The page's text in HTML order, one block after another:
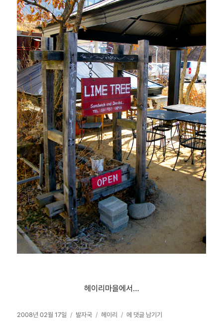
헤이리마을에서…
작
2008년 02월 17일
카
발자국
태
헤이리
헤
에 댓글 남기기